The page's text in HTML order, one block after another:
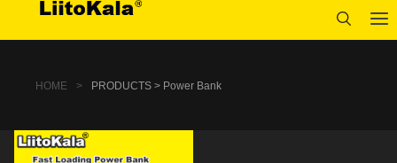
HOME > PRODUCTS > Power Bank